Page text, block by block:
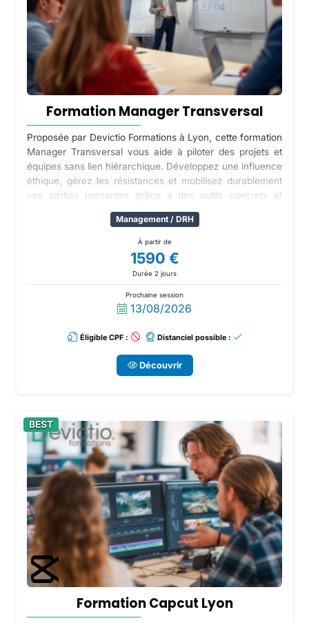
Formation Manager Transversal
Proposée par Devictio Formations à Lyon, cette formation
Manager Transversal vous aide à piloter des projets et
équipes sans lien hiérarchique. Développez une influence
éthique, gérez les résistances et mobilisez durablement
vos parties prenantes grâce à des outils concrets et
opérationnels.
Management / DRH
À partir de
1590 €
Durée 2 jours
Prochaine session
13/08/2026
Éligible CPF : Distanciel possible :
Découvrir
BEST
Formation Capcut Lyon